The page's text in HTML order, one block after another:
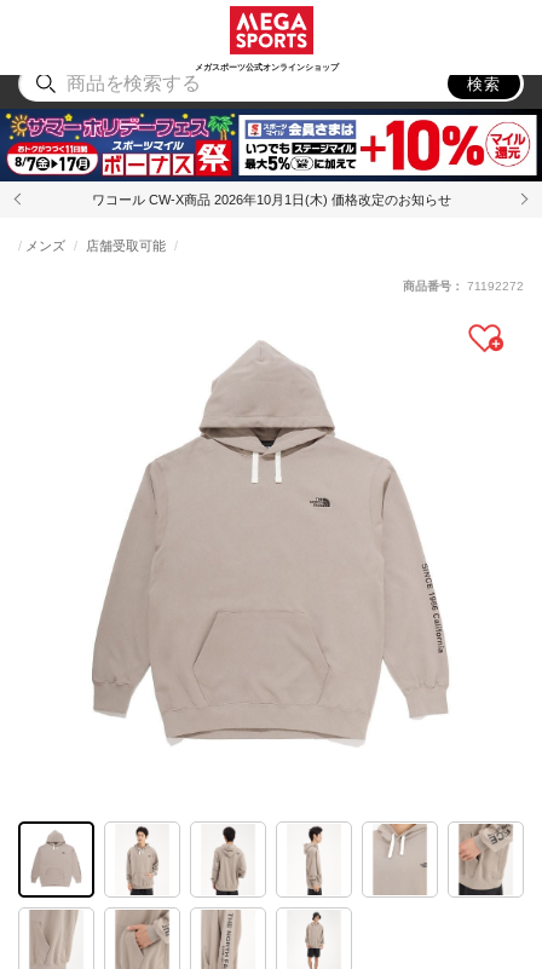
メガスポーツ公式オンラインショップ
アウトドア
検索
ワコール CW-X商品 2026年10月1日(木) 価格改定のお知らせ
メンズ 店舗受取可能
商品番号： 71192272